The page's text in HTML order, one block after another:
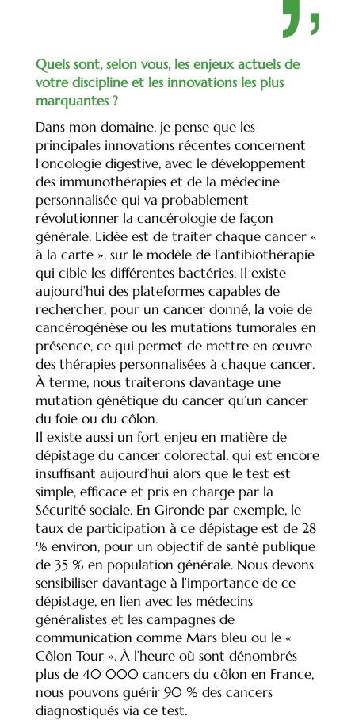
Quels sont, selon vous, les enjeux actuels de
votre discipline et les innovations les plus
marquantes ?
Dans mon domaine, je pense que les
principales innovations récentes concernent
l’oncologie digestive, avec le développement
des immunothérapies et de la médecine
personnalisée qui va probablement
révolutionner la cancérologie de façon
générale. L’idée est de traiter chaque cancer «
à la carte », sur le modèle de l’antibiothérapie
qui cible les différentes bactéries. Il existe
aujourd’hui des plateformes capables de
rechercher, pour un cancer donné, la voie de
cancérogénèse ou les mutations tumorales en
présence, ce qui permet de mettre en œuvre
des thérapies personnalisées à chaque cancer.
À terme, nous traiterons davantage une
mutation génétique du cancer qu’un cancer
du foie ou du côlon.
Il existe aussi un fort enjeu en matière de
dépistage du cancer colorectal, qui est encore
insuffisant aujourd’hui alors que le test est
simple, efficace et pris en charge par la
Sécurité sociale. En Gironde par exemple, le
taux de participation à ce dépistage est de 28
% environ, pour un objectif de santé publique
de 35 % en population générale. Nous devons
sensibiliser davantage à l’importance de ce
dépistage, en lien avec les médecins
généralistes et les campagnes de
communication comme Mars bleu ou le «
Côlon Tour ». À l’heure où sont dénombrés
plus de 40 000 cancers du côlon en France,
nous pouvons guérir 90 % des cancers
diagnostiqués via ce test.